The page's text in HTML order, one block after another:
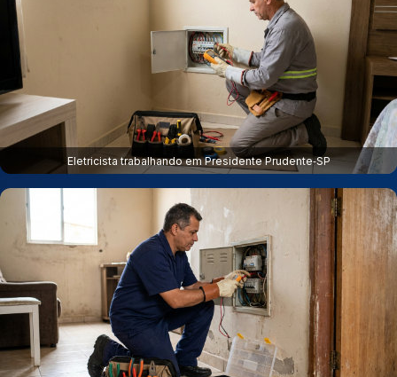
Eletricista trabalhando em Presidente Prudente‑SP